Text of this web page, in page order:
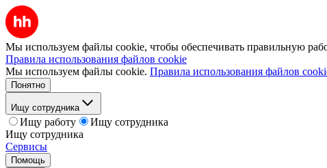
Мы используем файлы cookie, чтобы обеспечивать правильную
Правила использования файлов cookie
Мы используем файлы cookie. Правила использования файлов
Понятно
Ищу сотрудника
Ищу работу
Ищу сотрудника
Ищу сотрудника
Сервисы
Помощь